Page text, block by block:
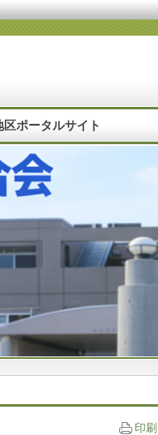
ポータルサイト
印刷